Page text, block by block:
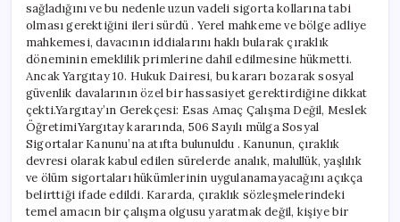
sağladığını ve bu nedenle uzun vadeli sigorta kollarına tabi
olması gerektiğini ileri sürdü . Yerel mahkeme ve bölge adliye
mahkemesi, davacının iddialarını haklı bularak çıraklık
döneminin emeklilik primlerine dahil edilmesine hükmetti.
Ancak Yargıtay 10. Hukuk Dairesi, bu kararı bozarak sosyal
güvenlik davalarının özel bir hassasiyet gerektirdiğine dikkat
çekti.Yargıtay’ın Gerekçesi: Esas Amaç Çalışma Değil, Meslek
ÖğretimiYargıtay kararında, 506 Sayılı mülga Sosyal
Sigortalar Kanunu’na atıfta bulunuldu . Kanunun, çıraklık
devresi olarak kabul edilen sürelerde analık, malullük, yaşlılık
ve ölüm sigortaları hükümlerinin uygulanamayacağını açıkça
belirttiği ifade edildi. Kararda, çıraklık sözleşmelerindeki
temel amacın bir çalışma olgusu yaratmak değil, kişiye bir